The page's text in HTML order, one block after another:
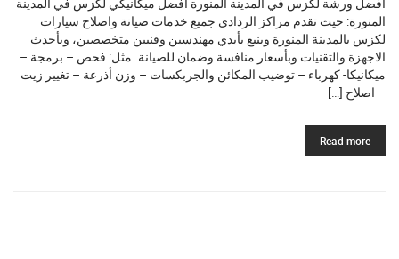
المنورة: حيث تقدم مراكز الردادي جميع خدمات صيانة واصلاح سيارات
لكزس بالمدينة المنورة وينبع بأيدي مهندسين وفنيين متخصصين، وبأحدث
الاجهزة والتقنيات وبأسعار منافسة وضمان للصيانة. مثل: فحص – برمجة –
ميكانيكا- كهرباء – توضيب المكائن والجربكسات – وزن أذرعة – تغيير زيت
– اصلاح […]
Read more